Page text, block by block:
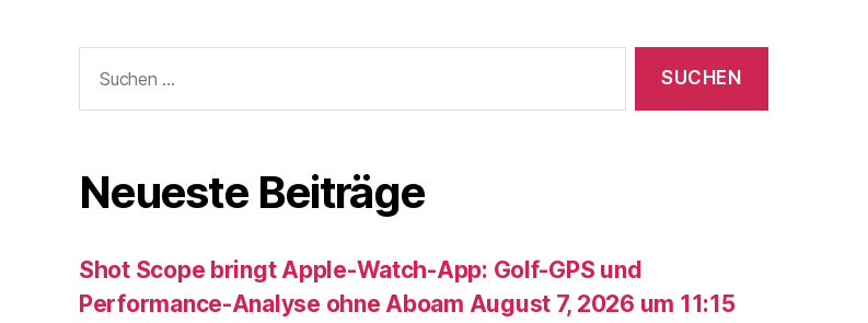
nach:
Neueste Beiträge
Shot Scope bringt Apple-Watch-App: Golf-GPS und
Performance-Analyse ohne Aboam August 7, 2026 um 11:15